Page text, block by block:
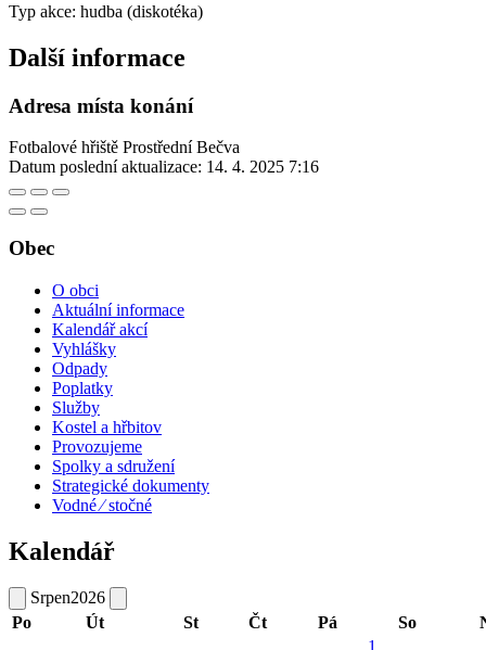
Typ akce: hudba (diskotéka)
Další informace
Adresa místa konání
Fotbalové hřiště Prostřední Bečva
Datum poslední aktualizace: 14. 4. 2025 7:16
Obec
O obci
Aktuální informace
Kalendář akcí
Vyhlášky
Odpady
Poplatky
Služby
Kostel a hřbitov
Provozujeme
Spolky a sdružení
Strategické dokumenty
Vodné ⁄ stočné
Kalendář
Srpen2026
Po
Út St Čt Pá So